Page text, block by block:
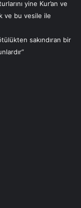
yine Kur’an ve
ve bu vesile ile
sakındıran bir